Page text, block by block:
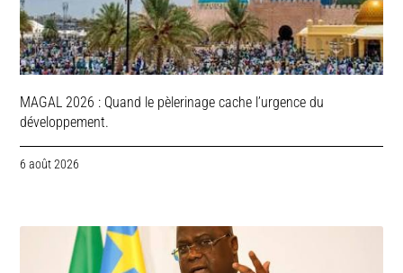
MAGAL 2026 : Quand le pèlerinage cache l’urgence du
développement.
6 août 2026